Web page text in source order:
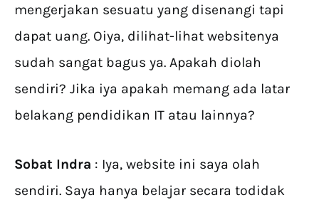
mengerjakan sesuatu yang disenangi tapi
dapat uang. Oiya, dilihat-lihat websitenya
sudah sangat bagus ya. Apakah diolah
sendiri? Jika iya apakah memang ada latar
belakang pendidikan IT atau lainnya?
Sobat Indra : Iya, website ini saya olah
sendiri. Saya hanya belajar secara todidak